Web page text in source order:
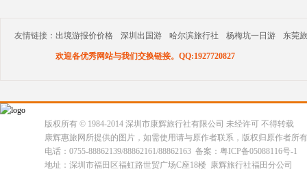
友情链接： 出境游报价价格 深圳出国游 哈尔滨旅行社 杨梅坑一日游 东莞
欢迎各优秀网站与我们交换链接。QQ:1927720827
版权所有 © 1984-2014 深圳市康辉旅行社有限公司 未经许可 不得转载
康辉惠旅网所提供的图片，如需使用请与原作者联系，版权归原作者所
电话：0755-88862139/88862161/88862163 备案：粤ICP备05088116号-1
地址：深圳市福田区福虹路世贸广场C座18楼 康辉旅行社福田分公司